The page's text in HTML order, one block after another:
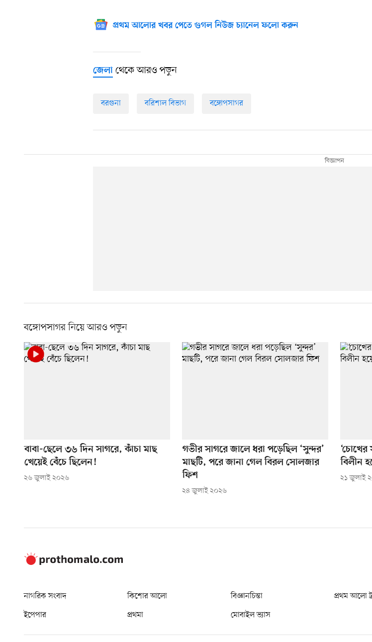
প্রথম আলোর খবর পেতে গুগল নিউজ চ্যানেল ফলো করুন
জেলা থেকে আরও পড়ুন
বরগুনা বরিশাল বিভাগ বঙ্গোপসাগর
বঙ্গোপসাগর নিয়ে আরও পড়ুন
বাবা-ছেলে ৩৬ দিন সাগরে, কাঁচা মাছ
খেয়েই বেঁচে ছিলেন!
২৬ জুলাই ২০২৬
গভীর সাগরে জালে ধরা পড়েছিল ‘সুন্দর’
মাছটি, পরে জানা গেল বিরল সোলজার
ফিশ
২৪ জুলাই ২০২৬
‘চোখের
বিলীন
২১ জুলাই
নাগরিক সংবাদ কিশোর আলো বিজ্ঞানচিন্তা প্রথম আলো
ইপেপার
প্রথমা মোবাইল ভ্যাস